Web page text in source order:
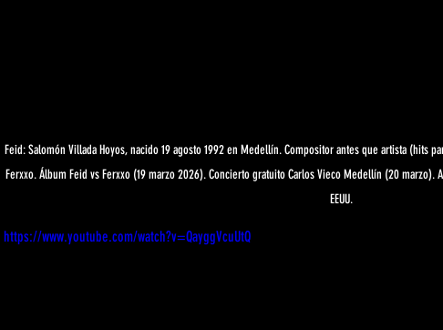
Feid: Salomón Villada Hoyos, nacido 19 agosto 1992 en Medellín. Compositor antes que artista (hits
Ferxxo. Álbum Feid vs Ferxxo (19 marzo 2026). Concierto gratuito Carlos Vieco Medellín (20 marzo).
EEUU.
https://www.youtube.com/watch?v=QayggVcuUtQ